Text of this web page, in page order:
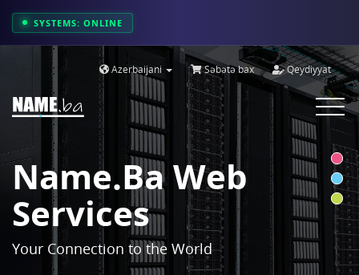
SYSTEMS: ONLINE
Azerbaijani Səbətə bax Qeydiyyat
Toggle
Name.ba Web
Services
Your Connection to the World